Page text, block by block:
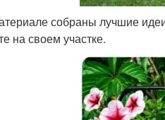
собраны лучшие
на своем участке.